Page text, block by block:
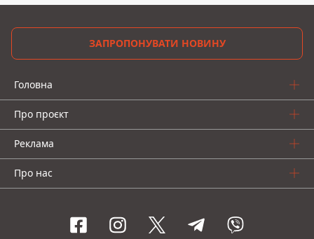
ЗАПРОПОНУВАТИ НОВИНУ
Головна
Про проєкт
Реклама
Про нас